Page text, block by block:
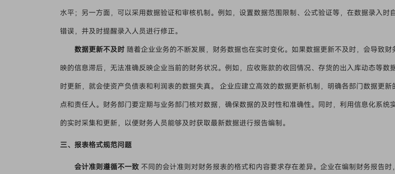
水平；另一方面，可以采用数据验证和审核机制。例如，设置数据范围限制、公式验证等，在数据录入时
错误，并及时提醒录入人员进行修正。
数据更新不及时 随着企业业务的不断发展，财务数据也在实时变化。如果数据更新不及时，会导致财
映的信息滞后，无法准确反映企业当前的财务状况。例如，应收账款的收回情况、存货的出入库动态等数
时更新，就会使资产负债表和利润表的数据失真。 企业应建立高效的数据更新机制，明确各部门数据更新
点和责任人。财务部门要定期与业务部门核对数据，确保数据的及时性和准确性。同时，利用信息化系统
的实时采集和更新，以便财务人员能够及时获取最新数据进行报告编制。
三、报表格式规范问题
会计准则遵循不一致 不同的会计准则对财务报表的格式和内容要求存在差异。企业在编制财务报告时